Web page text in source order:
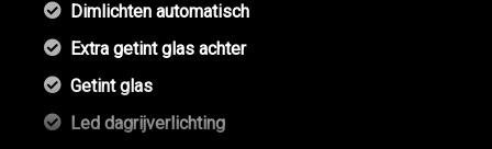
Dimlichten automatisch
Extra getint glas achter
Getint glas
Led dagrijverlichting